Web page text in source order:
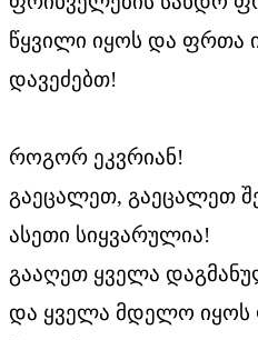
წყვილი იყოს და ფრთა
დავეძებთ!
როგორ ეკვრიან!
გაეცალეთ, გაეცალეთ
ასეთი სიყვარულია!
გააღეთ ყველა
და ყველა მდელო იყოს